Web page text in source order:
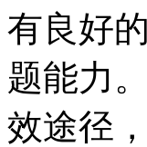
有良好
题能力
效途径